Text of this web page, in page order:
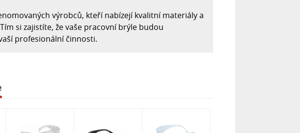
výrobců, kteří nabízejí kvalitní materiály a
si zajistíte, že vaše pracovní brýle budou
profesionální činnosti.